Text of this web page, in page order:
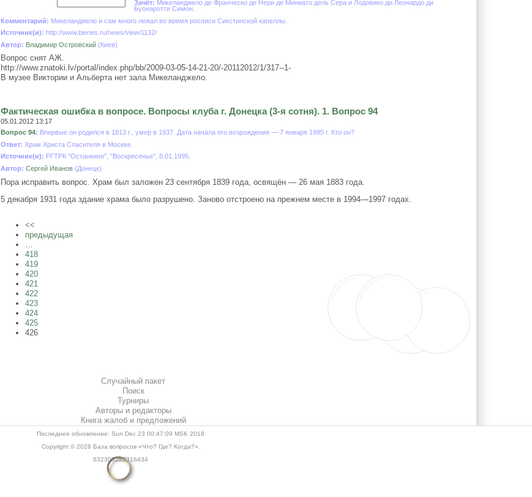
Зачёт: Микеланджело де Франческо де Нери де Миниато дель Сера и Лодовико ди Леонардо ди
Буонаротти Симон.
Комментарий: Микеланджело и сам много лежал во время росписи Сикстинской капеллы.
Источник(и): http://www.bienes.ru/news/view/1132/
Автор: Владимир Островский (Киев)
Вопрос снят АЖ.
http://www.znatoki.lv/portal/index.php/bb/2009-03-05-14-21-20/-20112012/1/317--1-
В музее Виктории и Альберта нет зала Микеланджело.
Фактическая ошибка в вопросе. Вопросы клуба г. Донецка (3-я сотня). 1. Вопрос 94
05.01.2012 13:17
Вопрос 94: Впервые он родился в 1813 г., умер в 1937. Дата начала его возрождения — 7 января 1995 г. Кто он?
Ответ: Храм Христа Спасителя в Москве.
Источник(и): РГТРК "Останкино", "Воскресенье", 8.01.1995.
Автор: Сергей Иванов (Донецк)
Пора исправить вопрос. Храм был заложен 23 сентября 1839 года, освящён — 26 мая 1883 года.
5 декабря 1931 года здание храма было разрушено. Заново отстроено на прежнем месте в 1994—1997 годах.
<<
предыдущая
…
418
419
420
421
422
423
424
425
426
Случайный пакет
Поиск
Турниры
Авторы и редакторы
Книга жалоб и предложений
Последнее обновление: Sun Dec 23 00:47:09 MSK 2018
Copyright © 2026 База вопросов «Что? Где? Когда?».
632305222316434